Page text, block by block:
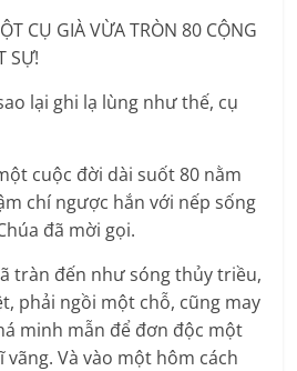
CỤ GIÀ VỪA TRÒN 80 CỘNG
SỰ!
lại ghi lạ lùng như thế, cụ
cuộc đời dài suốt 80 nằm
chí ngược hắn với nếp sống
đã mời gọi.
tràn đến như sóng thủy triều,
phải ngồi một chỗ, cũng may
minh mẫn để đơn độc một
Và vào một hôm cách